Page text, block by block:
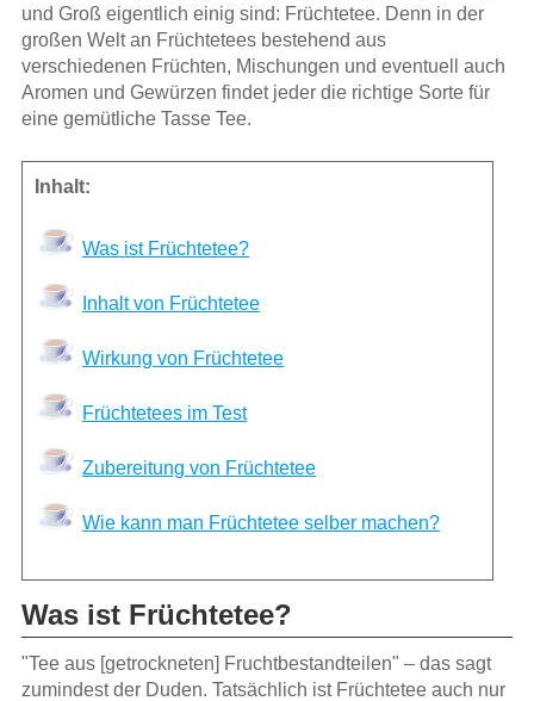
und Groß eigentlich einig sind: Früchtetee. Denn in der
großen Welt an Früchtetees bestehend aus
verschiedenen Früchten, Mischungen und eventuell auch
Aromen und Gewürzen findet jeder die richtige Sorte für
eine gemütliche Tasse Tee.
Inhalt:
Was ist Früchtetee?
Inhalt von Früchtetee
Wirkung von Früchtetee
Früchtetees im Test
Zubereitung von Früchtetee
Wie kann man Früchtetee selber machen?
Was ist Früchtetee?
"Tee aus [getrockneten] Fruchtbestandteilen" – das sagt
zumindest der Duden. Tatsächlich ist Früchtetee auch nur